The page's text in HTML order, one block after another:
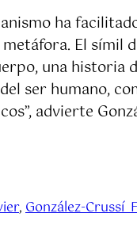
ha
El
una historia
ser humano,
advierte
, González-